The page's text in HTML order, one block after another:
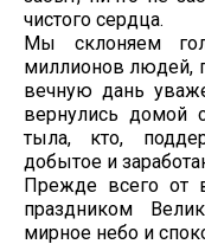
чистого сердца.
Мы склоняем
миллионов людей,
вечную дань
вернулись домой
тыла, кто,
добытое и
Прежде всего от
праздником
мирное небо и